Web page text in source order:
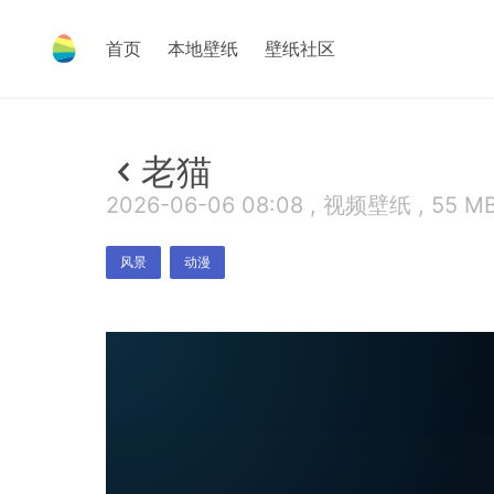
首页 本地壁纸 壁纸社区
老猫
2026-06-06 08:08 , 视频壁纸 , 55
风景 动漫